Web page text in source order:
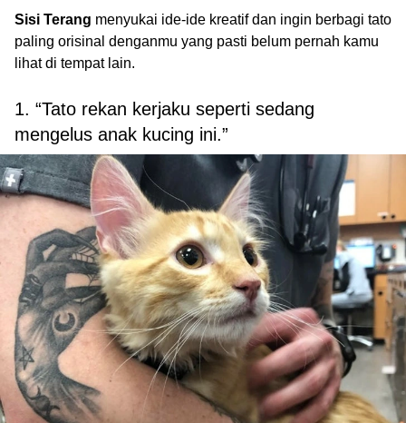
Sisi Terang menyukai ide-ide kreatif dan ingin berbagi tato
paling orisinal denganmu yang pasti belum pernah kamu
lihat di tempat lain.
1. “Tato rekan kerjaku seperti sedang
mengelus anak kucing ini.”